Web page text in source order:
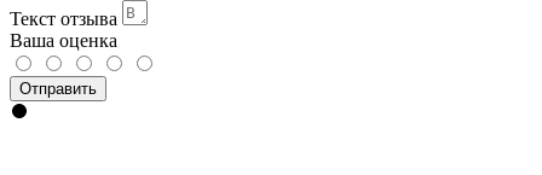
Текст отзыва
Ваша оценка
Отправить